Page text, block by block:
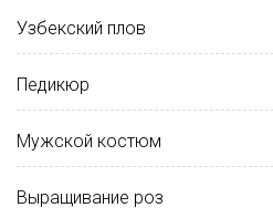
Узбекский плов
Педикюр
Мужской костюм
Выращивание роз